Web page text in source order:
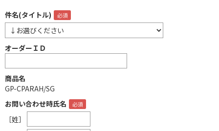
件名(タイトル)
オーダーＩＤ
商品名
GP-CPARAH/SG
お問い合わせ時氏名
［姓］